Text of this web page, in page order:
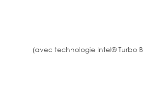
(avec technologie Intel® Turbo